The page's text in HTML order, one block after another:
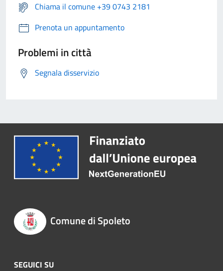
Chiama il comune +39 0743 2181
Prenota un appuntamento
Problemi in città
Segnala disservizio
Comune di Spoleto
SEGUICI SU